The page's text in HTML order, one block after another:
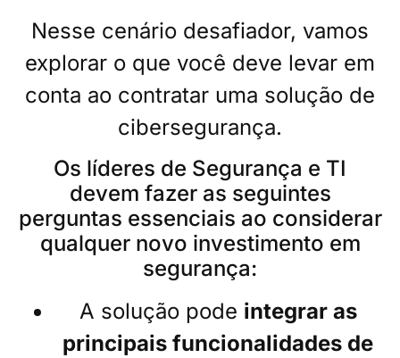
Nesse cenário desafiador, vamos
explorar o que você deve levar em
conta ao contratar uma solução de
cibersegurança.
Os líderes de Segurança e TI
devem fazer as seguintes
perguntas essenciais ao considerar
qualquer novo investimento em
segurança:
A solução pode integrar as
principais funcionalidades de